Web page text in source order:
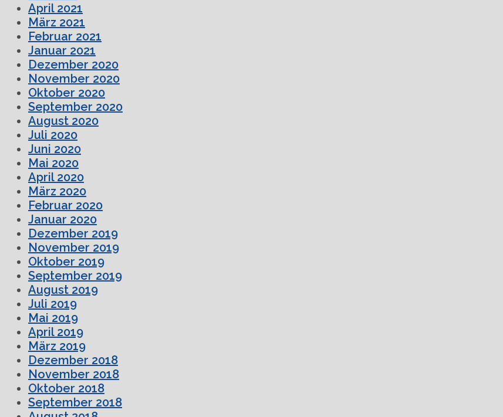
April 2021
März 2021
Februar 2021
Januar 2021
Dezember 2020
November 2020
Oktober 2020
September 2020
August 2020
Juli 2020
Juni 2020
Mai 2020
April 2020
März 2020
Februar 2020
Januar 2020
Dezember 2019
November 2019
Oktober 2019
September 2019
August 2019
Juli 2019
Mai 2019
April 2019
März 2019
Dezember 2018
November 2018
Oktober 2018
September 2018